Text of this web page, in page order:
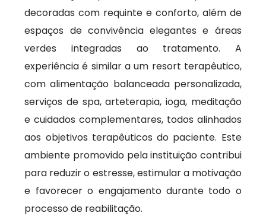
decoradas com requinte e conforto, além de
espaços de convivência elegantes e áreas
verdes integradas ao tratamento. A
experiência é similar a um resort terapêutico,
com alimentação balanceada personalizada,
serviços de spa, arteterapia, ioga, meditação
e cuidados complementares, todos alinhados
aos objetivos terapêuticos do paciente. Este
ambiente promovido pela instituição contribui
para reduzir o estresse, estimular a motivação
e favorecer o engajamento durante todo o
processo de reabilitação.